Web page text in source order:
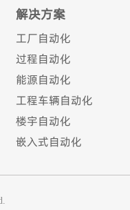
解决方案
工厂自动化
过程自动化
能源自动化
工程车辆自动化
楼宇自动化
嵌入式自动化